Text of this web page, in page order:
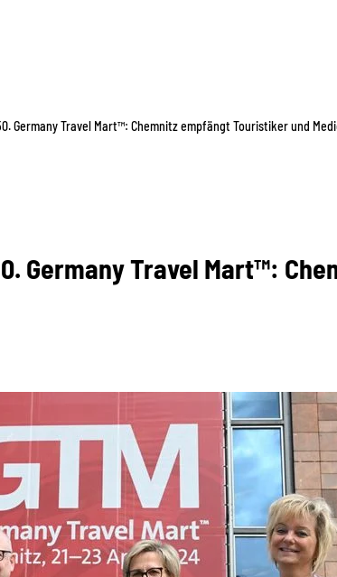
Germany Travel Mart™: Chemnitz empfängt Touristiker und
Germany Travel Mart™: